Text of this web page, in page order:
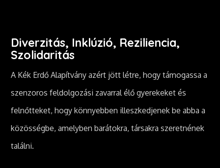
Diverzitás, Inklúzió, Reziliencia,
Szolidaritás
A Kék Erdő Alapítvány azért jött létre, hogy támogassa a
szenzoros feldolgozási zavarral élő gyerekeket és
felnőtteket, hogy könnyebben illeszkedjenek be abba a
közösségbe, amelyben barátokra, társakra szeretnének
találni.